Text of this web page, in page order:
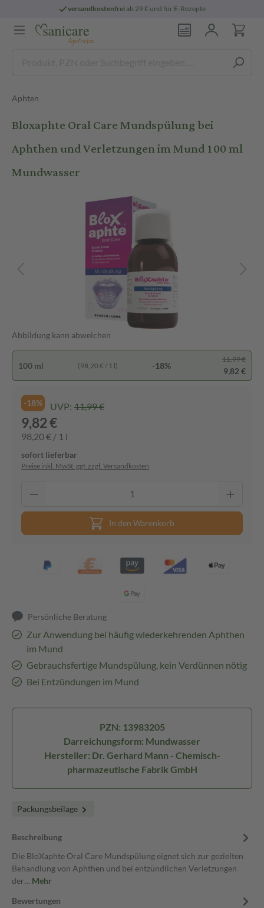
versandkostenfreiab 29 € und für E-Rezepte
Aphten
Bloxaphte Oral Care Mundspülung bei
Aphthen und Verletzungen im Mund 100 ml
Mundwasser
Abbildung kann abweichen
100 ml (98,20 € / 1 l) -18%
11,99 €
9,82 €
-18% UVP: 11,99 €
9,82 €
98,20 € / 1 l
sofort lieferbar
Preise inkl. MwSt. ggf. zzgl. Versandkosten
In den Warenkorb
Persönliche Beratung
Zur Anwendung bei häufig wiederkehrenden Aphthen
im Mund
Gebrauchsfertige Mundspülung, kein Verdünnen nötig
Bei Entzündungen im Mund
PZN: 13983205
Darreichungsform: Mundwasser
Hersteller: Dr. Gerhard Mann - Chemisch-
pharmazeutische Fabrik GmbH
Packungsbeilage
Beschreibung
Die BloXaphte Oral Care Mundspülung eignet sich zur gezielten
Behandlung von Aphthen und bei entzündlichen Verletzungen
der… Mehr
Bewertungen